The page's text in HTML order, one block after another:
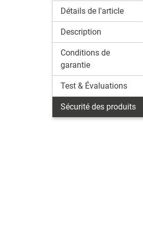
Détails de l'article
Description
Conditions de
garantie
Test & Évaluations
Sécurité des produits